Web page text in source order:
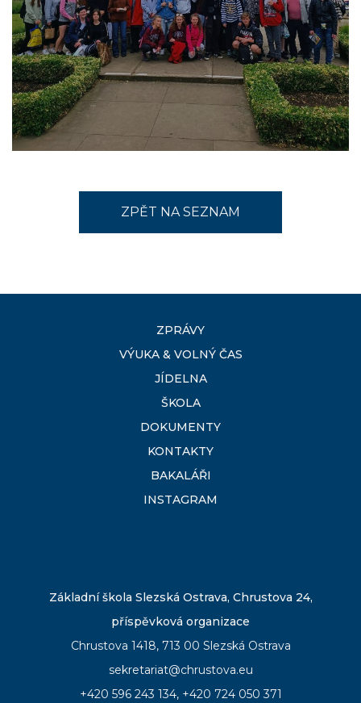
ZPĚT NA SEZNAM
ZPRÁVY
VÝUKA & VOLNÝ ČAS
JÍDELNA
ŠKOLA
DOKUMENTY
KONTAKTY
BAKALÁŘI
INSTAGRAM
Základní škola Slezská Ostrava, Chrustova 24,
příspěvková organizace
Chrustova 1418, 713 00 Slezská Ostrava
sekretariat@chrustova.eu
+420 596 243 134, +420 724 050 371